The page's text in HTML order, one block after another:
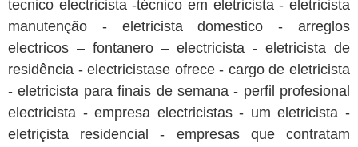
tecnico electricista -técnico em eletricista - eletricista
manutenção - eletricista domestico - arreglos
electricos – fontanero – electricista - eletricista de
residência - electricistase ofrece - cargo de eletricista
- eletricista para finais de semana - perfil profesional
electricista - empresa electricistas - um eletricista -
eletriçista residencial - empresas que contratam